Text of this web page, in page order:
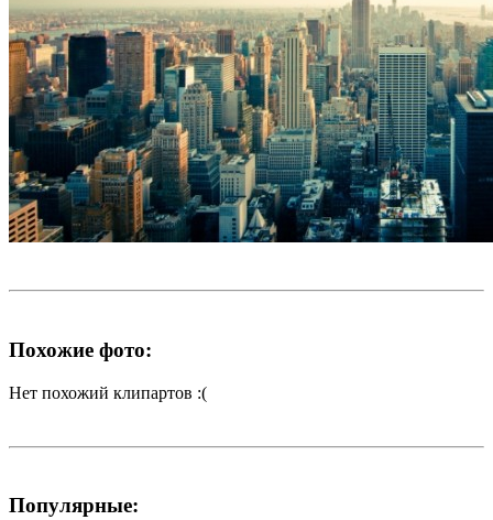
Похожие фото:
Нет похожий клипартов :(
Популярные: